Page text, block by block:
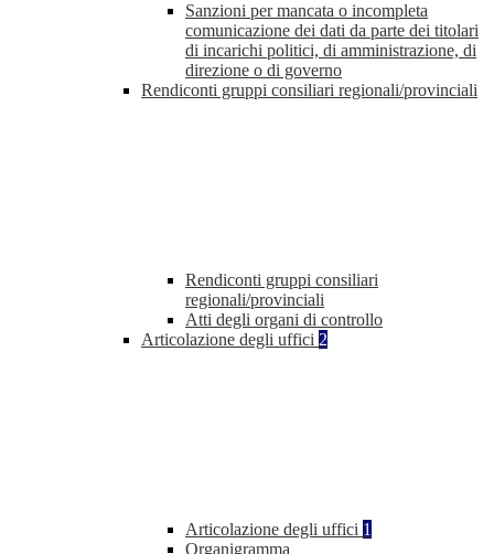
Sanzioni per mancata o incompleta
comunicazione dei dati da parte dei titolari
di incarichi politici, di amministrazione, di
direzione o di governo
Rendiconti gruppi consiliari regionali/provinciali
Rendiconti gruppi consiliari
regionali/provinciali
Atti degli organi di controllo
Articolazione degli uffici 2
Articolazione degli uffici 1
Organigramma